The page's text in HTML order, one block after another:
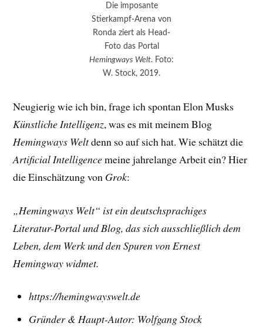
Die imposante
Stierkampf-Arena von
Ronda ziert als Head-
Foto das Portal
Hemingways Welt. Foto:
W. Stock, 2019.
Neugierig wie ich bin, frage ich spontan Elon Musks
Künstliche Intelligenz, was es mit meinem Blog
Hemingways Weltdenn so auf sich hat. Wie schätzt die
Artificial Intelligencemeine jahrelange Arbeit ein? Hier
die Einschätzung von Grok:
„Hemingways Welt“ ist ein deutschsprachiges
Literatur-Portal und Blog, das sich ausschließlich dem
Leben, dem Werk und den Spuren von Ernest
Hemingway widmet.
https://hemingwayswelt.de
Gründer & Haupt-Autor: Wolfgang Stock